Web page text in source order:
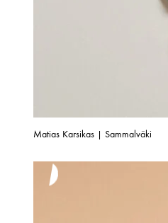
Matias Karsikas | Sammalväki